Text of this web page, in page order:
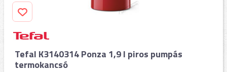
Tefal K3140314 Ponza 1,9 l piros pumpás
termokancsó